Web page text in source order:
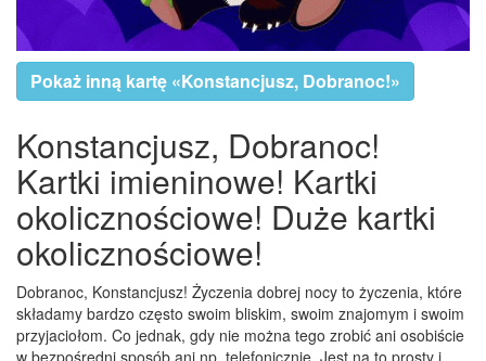
Pokaż inną kartę «Konstancjusz, Dobranoc!»
Konstancjusz, Dobranoc!
Kartki imieninowe! Kartki
okolicznościowe! Duże kartki
okolicznościowe!
Dobranoc, Konstancjusz! Życzenia dobrej nocy to życzenia, które
składamy bardzo często swoim bliskim, swoim znajomym i swoim
przyjaciołom. Co jednak, gdy nie można tego zrobić ani osobiście
w bezpośredni sposób ani np. telefonicznie. Jest na to prosty i